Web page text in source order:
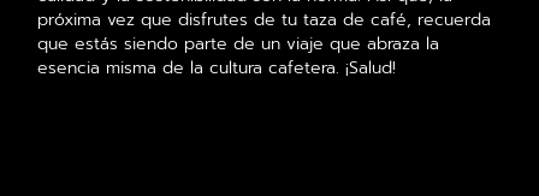
próxima vez que disfrutes de tu taza de café, recuerda
que estás siendo parte de un viaje que abraza la
esencia misma de la cultura cafetera. ¡Salud!